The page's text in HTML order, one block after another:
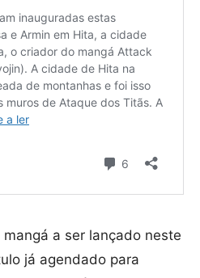
a ser lançado neste
já agendado para